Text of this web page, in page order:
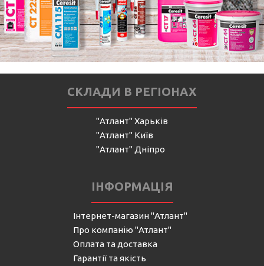
СКЛАДИ В РЕГІОНАХ
"Атлант" Харьків
"Атлант" Київ
"Атлант" Дніпро
ІНФОРМАЦІЯ
Інтернет-магазин "Атлант"
Про компанію "Атлант"
Оплата та доставка
Гарантії та якість